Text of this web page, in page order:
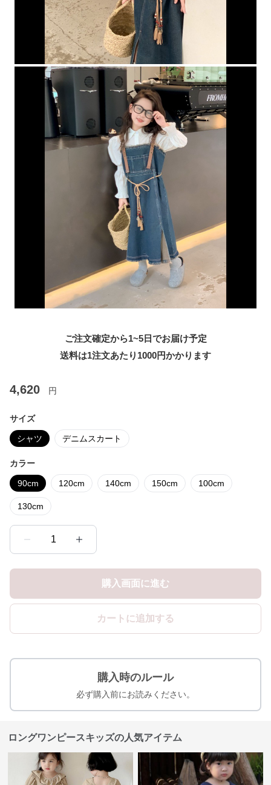
ご注文確定から1~5日でお届け予定
送料は1注文あたり 1000円かかります
4,620 円
サイズ
シャツ デニムスカート
カラー
90cm 120cm 140cm 150cm 100cm
130cm
1
購入画面に進む
カートに追加する
購入時のルール
必ず購入前にお読みください。
ロングワンピースキッズの人気アイテム